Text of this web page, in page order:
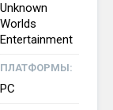
Unknown
Worlds
Entertainment
ПЛАТФОРМЫ:
PC